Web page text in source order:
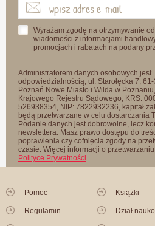
Wyrażam zgodę na otrzymywanie
wiadomości z informacjami
promocjach i rabatach na podany
Administratorem danych osobowych jest
odpowiedzialnością, ul. Starołęcka 7,
Poznań Nowe Miasto i Wilda w
Krajowego Rejestru Sądowego, KRS:
526938354, NIP: 7822932236, kapitał
będą przetwarzane w celu dostarczania
Podanie danych jest dobrowolne, lecz
newslettera. Masz prawo dostępu do
poprawienia czy cofnięcia zgody na
czasie. Więcej informacji o
Polityce Prywatności
Pomoc
Regulamin
Książki
Dział